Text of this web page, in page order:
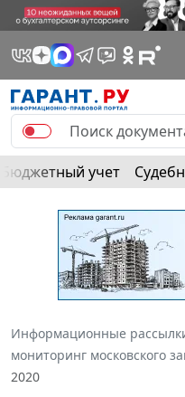
Бюджетный учет
Информационные
мониторинг московского
2020